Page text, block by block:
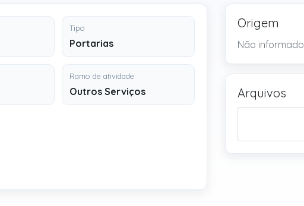
Tipo
Portarias
Ramo de atividade
Outros Serviços
Origem
Não informado
Arquivos